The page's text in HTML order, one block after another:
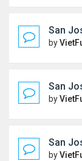
San
by
San
by
San
by